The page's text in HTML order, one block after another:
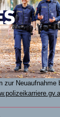
zur Neuaufnahme